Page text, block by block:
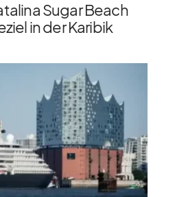
Sugar Beach
in der Karibik